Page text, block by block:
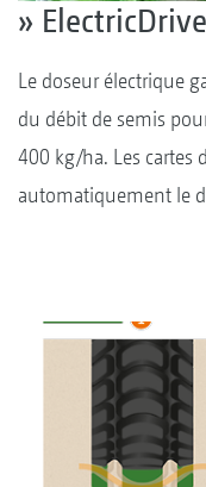
» ElectricDrive
Le doseur électrique
du débit de semis
400 kg/ha. Les cartes
automatiquement le